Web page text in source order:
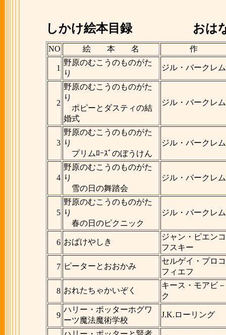
しかけ絵本目録おはな
NO 絵 本 名 作
1
野原のむこうのものがた
り
ジル・バークレム
2
野原のむこうのものがた
り
ポピーとダスティの結
婚式
ジル・バークレム
3
野原のむこうのものがた
り
プリムﾛｰｽﾞのぼうけん
ジル・バークレム
4
野原のむこうのものがた
り
雪の日の舞踏会
ジル・バークレム
5
野原のむこうのものがた
り
春の日のピクニック
ジル・バークレム
6 おばけやしき
ジャン・ピエンコ
フスキー
7 ピーターとおおかみ
セルゲイ・プロコ
フィエフ
8 おれたちゃかいぞく
キース・モアビ－
ク
9
ハリー・ポッターホグワ
ーツ魔法魔術学校
J.K.ローリング